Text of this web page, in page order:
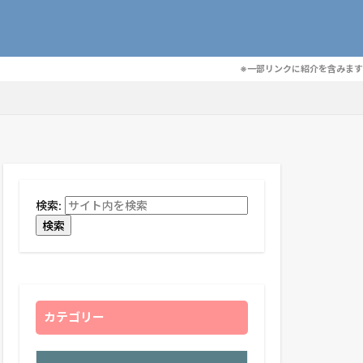
※一部リンクに紹介を含みます
検索:
検索
カテゴリー